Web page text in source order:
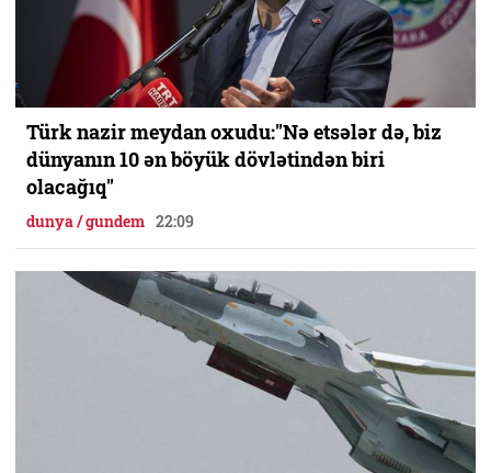
Türk nazir meydan oxudu:"Nə etsələr də, biz
dünyanın 10 ən böyük dövlətindən biri
olacağıq"
dunya / gundem 22:09